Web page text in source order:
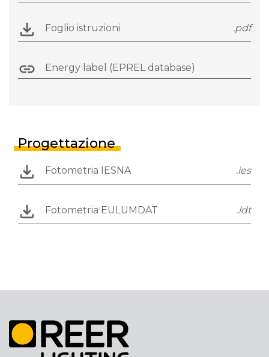
Foglio istruzioni .pdf
Energy label (EPREL database)
Progettazione
Fotometria IESNA .ies
Fotometria EULUMDAT .ldt